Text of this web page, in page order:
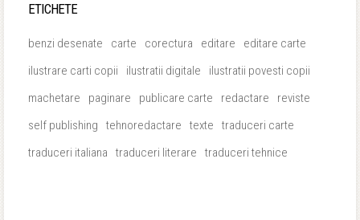
ETICHETE
benzi desenate carte corectura editare
editare carte
ilustrare carti copii
ilustratii digitale
ilustratii povesti copii
machetare
paginare publicare carte redactare
reviste
self publishing
tehnoredactare texte
traduceri carte
traduceri italiana
traduceri literare traduceri tehnice